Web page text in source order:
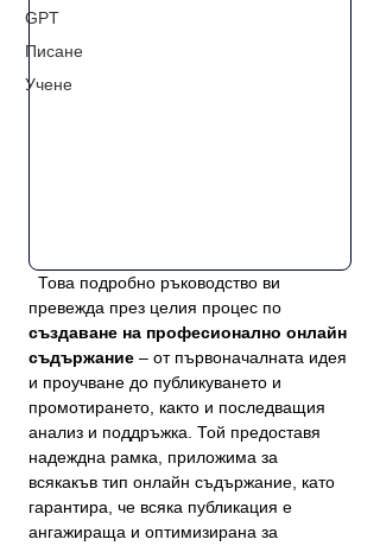
GPT
Писане
Учене
превежда през целия процес по
създаване на професионално онлайн
съдържание – от първоначалната идея
и проучване до публикуването и
промотирането, както и последващия
анализ и поддръжка. Той предоставя
надеждна рамка, приложима за
всякакъв тип онлайн съдържание, като
гарантира, че всяка публикация е
ангажираща и оптимизирана за